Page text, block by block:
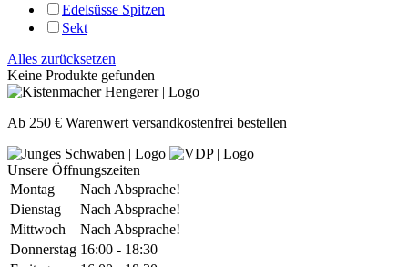
Edelsüsse Spitzen
Sekt
Alles zurücksetzen
Keine Produkte gefunden
Ab 250 € Warenwert versandkostenfrei bestellen
Unsere Öffnungszeiten
Montag
Nach Absprache!
Dienstag
Nach Absprache!
Mittwoch
Nach Absprache!
Donnerstag 16:00 - 18:30